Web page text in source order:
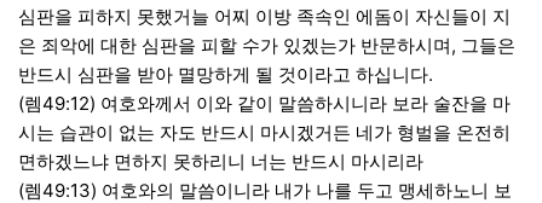
심판을 피하지 못했거늘 어찌 이방 족속인 에돔이 자신들이 지
은 죄악에 대한 심판을 피할 수가 있겠는가 반문하시며, 그들은
반드시 심판을 받아 멸망하게 될 것이라고 하십니다.
(렘49:12) 여호와께서 이와 같이 말씀하시니라 보라 술잔을 마
시는 습관이 없는 자도 반드시 마시겠거든 네가 형벌을 온전히
면하겠느냐 면하지 못하리니 너는 반드시 마시리라
(렘49:13) 여호와의 말씀이니라 내가 나를 두고 맹세하노니 보